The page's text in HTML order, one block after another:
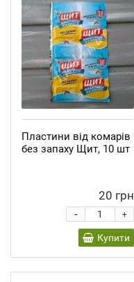
Пластини від комарів
без запаху Щит, 10 шт
20 грн
+
-
Купити